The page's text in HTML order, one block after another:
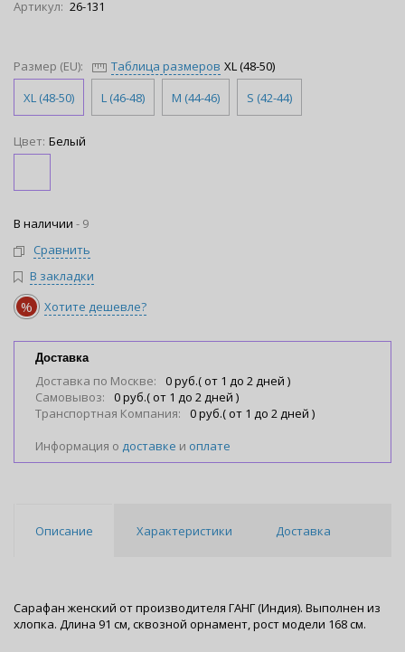
Артикул: 26-131
Размер (EU): Таблица размеров XL (48-50)
XL (48-50)
L (46-48) M (44-46) S (42-44)
Цвет: Белый
В наличии - 9
Сравнить
В закладки
% Хотите дешевле?
Доставка
Доставка по Москве:
0 руб.( от 1 до 2 дней )
Самовывоз:
0 руб.( от 1 до 2 дней )
Транспортная Компания:
0 руб.( от 1 до 2 дней )
Информация о доставке и оплате
Описание Характеристики Доставка
Сарафан женский от производителя ГАНГ (Индия). Выполнен из
хлопка. Длина 91 см, сквозной орнамент, рост модели 168 см.